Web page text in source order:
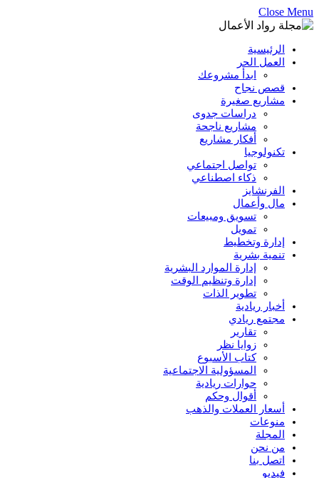
Close Menu
الرئيسية
العمل الحر
ابدأ مشروعك
قصص نجاح
مشاريع صغيرة
دراسات جدوى
مشاريع ناجحة
أفكار مشاريع
تكنولوجيا
تواصل اجتماعي
ذكاء اصطناعي
الفرنشايز
مال وأعمال
تسويق ومبيعات
تمويل
إدارة وتخطيط
تنمية بشرية
إدارة الموارد البشرية
إدارة وتنظيم الوقت
تطوير الذات
أخبار ريادية
مجتمع ريادي
تقارير
زوايا نظر
كتاب الأسبوع
المسؤولية الاجتماعية
حوارات ريادية
أقوال وحكم
أسعار العملات والذهب
منوعات
المجلة
من نحن
اتصل بنا
فيديو